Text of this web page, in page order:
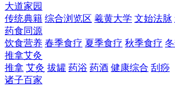
大道家园
传统典籍 综合浏览区 羲黄大学 文始法脉
药食同源
饮食营养 春季食疗 夏季食疗 秋季食疗
推拿艾灸
推拿 艾灸 拔罐 药浴 药酒 健康综合 刮痧
诸子百家